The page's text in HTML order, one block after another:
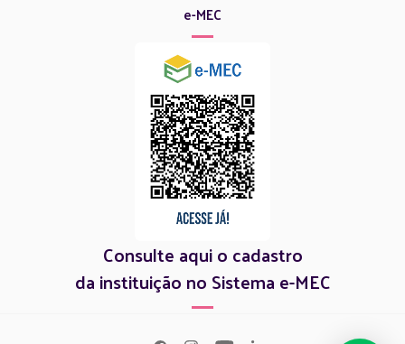
e-MEC
Consulte aqui o cadastro
da instituição no Sistema e-MEC